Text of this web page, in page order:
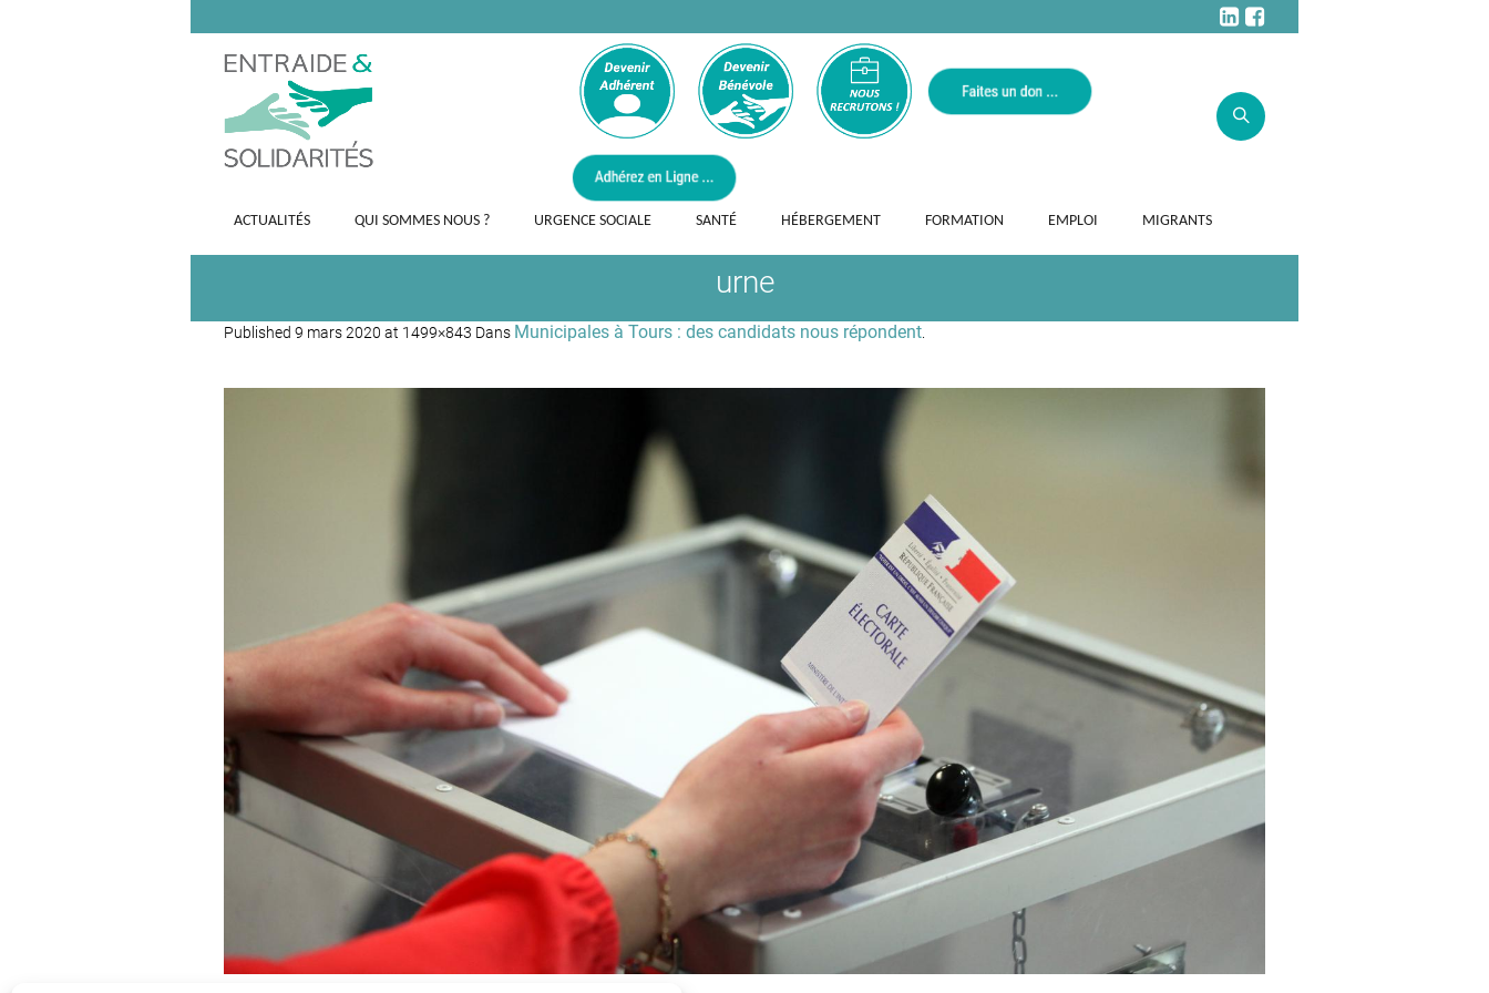
ACTUALITÉS QUI SOMMES NOUS ? URGENCE SOCIALE SANTÉ HÉBERGEMENT FORMATION EMPLOI MIGRANTS
urne
Published 9 mars 2020 at 1499×843 Dans Municipales à Tours : des candidats nous répondent